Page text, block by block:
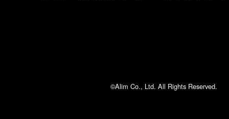
©Alim Co., Ltd. All Rights Reserved.